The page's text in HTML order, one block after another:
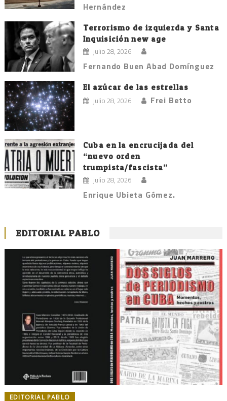
Hernández
Terrorismo de izquierda y Santa
Inquisición new age
julio 28, 2026
Fernando Buen Abad Domínguez
El azúcar de las estrellas
julio 28, 2026 Frei Betto
Cuba en la encrucijada del
“nuevo orden
trumpista/fascista”
julio 28, 2026
Enrique Ubieta Gómez.
EDITORIAL PABLO
EDITORIAL PABLO